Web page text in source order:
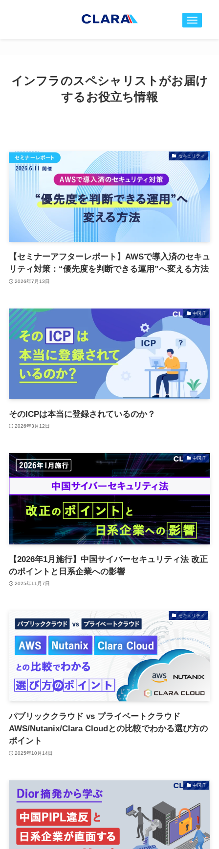
t
e
a
t
i
o
インフラのスペシャリストがお届け
するお役立ち情報
セキュリティ
【セミナーアフターレポート】AWSで導入済のセキュ
リティ対策：“優先度を判断できる運用”へ変える方法
2026年7月13日
中国IT
そのICPは本当に登録されているのか？
2026年3月12日
中国IT
【2026年1月施行】中国サイバーセキュリティ法 改正
のポイントと日系企業への影響
2025年11月7日
セキュリティ
パブリッククラウド vs プライベートクラウド
AWS/Nutanix/Clara Cloudとの比較でわかる選び方の
ポイント
2025年10月14日
中国IT